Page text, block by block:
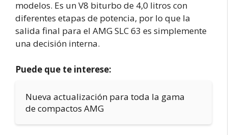
modelos. Es un V8 biturbo de 4,0 litros con
diferentes etapas de potencia, por lo que la
salida final para el AMG SLC 63 es simplemente
una decisión interna.
Puede que te interese:
Nueva actualización para toda la gama
de compactos AMG